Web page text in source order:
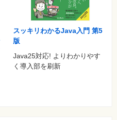
スッキリわかるJava入門 第5
版
Java25対応! よりわかりやす
く導入部を刷新